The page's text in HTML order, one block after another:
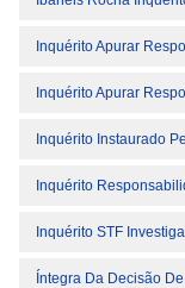
Inquérito Apurar
Inquérito Apurar
Inquérito Instaurado
Inquérito
Inquérito STF
Íntegra Da Decisão